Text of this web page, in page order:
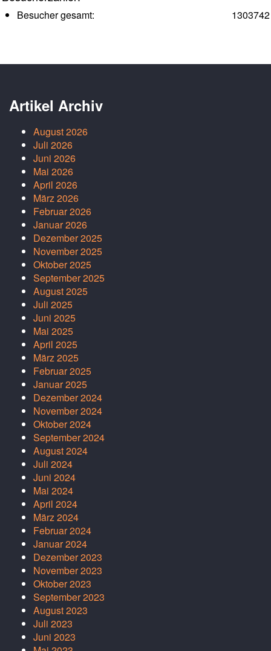
1303742
Besucher gesamt:
Artikel Archiv
August 2026
Juli 2026
Juni 2026
Mai 2026
April 2026
März 2026
Februar 2026
Januar 2026
Dezember 2025
November 2025
Oktober 2025
September 2025
August 2025
Juli 2025
Juni 2025
Mai 2025
April 2025
März 2025
Februar 2025
Januar 2025
Dezember 2024
November 2024
Oktober 2024
September 2024
August 2024
Juli 2024
Juni 2024
Mai 2024
April 2024
März 2024
Februar 2024
Januar 2024
Dezember 2023
November 2023
Oktober 2023
September 2023
August 2023
Juli 2023
Juni 2023